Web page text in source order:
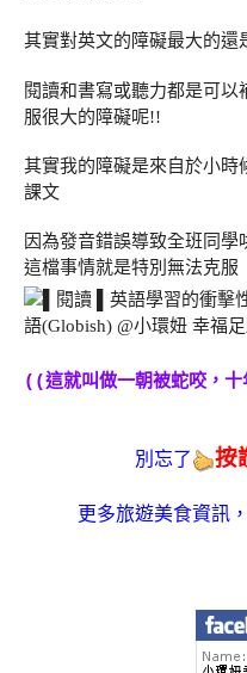
其實對英文的障礙最大的還
閱讀和書寫或聽力都是可以
服很大的障礙呢!!
其實我的障礙是來自於小時
課文
因為發音錯誤導致全班同學
這檔事情就是特別無法克服
((這就叫做一朝被蛇咬，
別忘了 按
更多旅遊美食資訊